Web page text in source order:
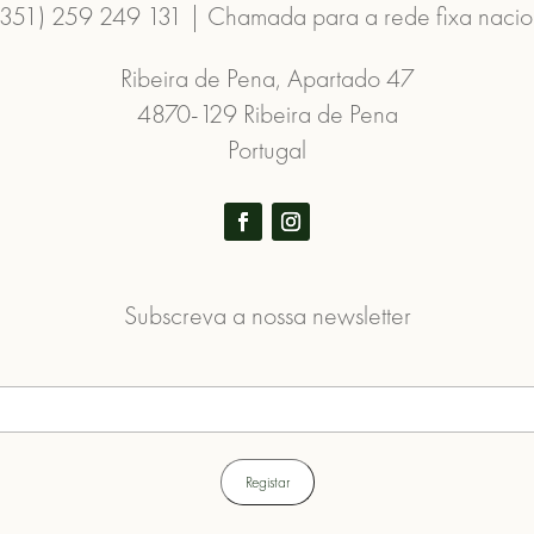
259 249 131 | Chamada para a rede fixa
Ribeira de Pena, Apartado 47
4870-129 Ribeira de Pena
Portugal
Subscreva a nossa newsletter